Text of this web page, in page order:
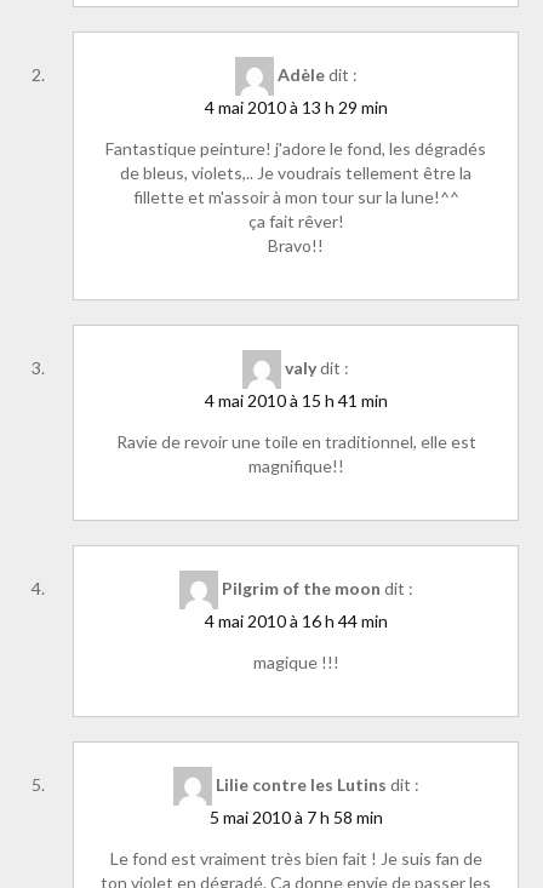
Adèle dit :
4 mai 2010 à 13 h 29 min
Fantastique peinture! j'adore le fond, les dégradés
de bleus, violets,.. Je voudrais tellement être la
fillette et m'assoir à mon tour sur la lune!^^
ça fait rêver!
Bravo!!
valydit :
4 mai 2010 à 15 h 41 min
Ravie de revoir une toile en traditionnel, elle est
magnifique!!
Pilgrim of the moon dit :
4 mai 2010 à 16 h 44 min
magique !!!
Lilie contre les Lutins dit :
5 mai 2010 à 7 h 58 min
Le fond est vraiment très bien fait ! Je suis fan de
ton violet en dégradé. Ca donne envie de passer les